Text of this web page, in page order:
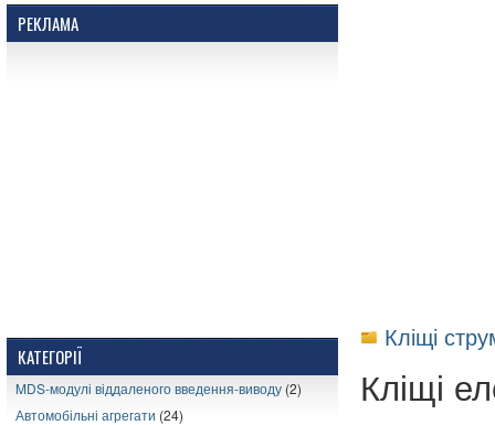
РЕКЛАМА
КАТЕГОРІЇ
MDS-модулі віддаленого введення-виводу (2)
Автомобільні агрегати (24)
Кліщі
Кліщі